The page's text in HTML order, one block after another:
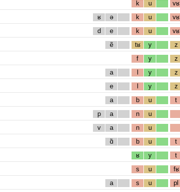
k u vʁ
ʁ ə k u vʁ
d e k u vʁ
ẽ tʁ y z
f y z
a l y z
e l y z
a b u t
p a n u
v a n u
ɑ̃ b u t
ʁ y t
s u fʁ
a s u pl